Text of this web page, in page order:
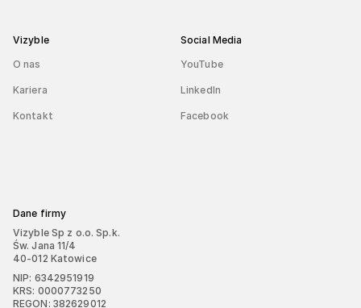
Vizyble
O nas
Kariera
Kontakt
Social Media
YouTube
LinkedIn
Facebook
Dane firmy
Vizyble Sp z o.o. Sp.k.
Św. Jana 11/4
40-012 Katowice
NIP: 6342951919
KRS: 0000773250
REGON: 382629012